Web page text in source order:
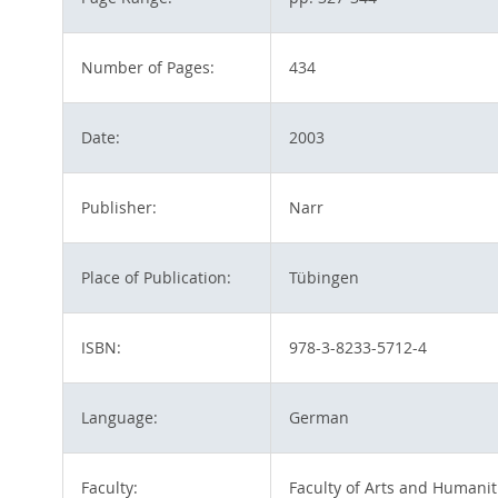
Number of Pages: 434
Date: 2003
Publisher: Narr
Place of Publication: Tübingen
ISBN: 978-3-8233-5712-4
Language: German
Faculty: Faculty of Arts and